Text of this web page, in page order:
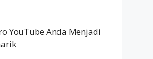
YouTube Anda Menjadi